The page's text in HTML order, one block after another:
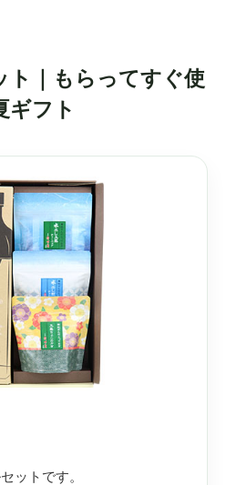
ト｜もらってすぐ使
ギフト
ットです。